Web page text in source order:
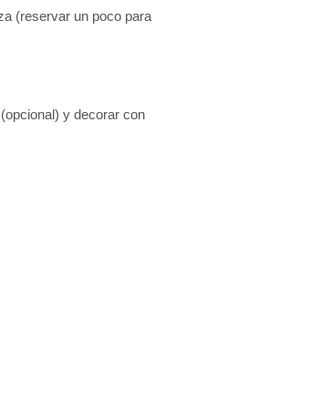
(reservar un poco para
y decorar con